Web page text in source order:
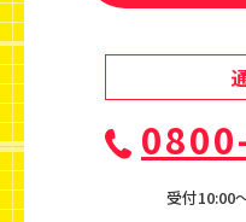
受付10:00